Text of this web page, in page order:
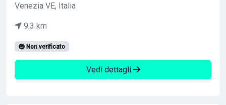
Venezia VE, Italia
9.3 km
Non verificato
Vedi dettagli